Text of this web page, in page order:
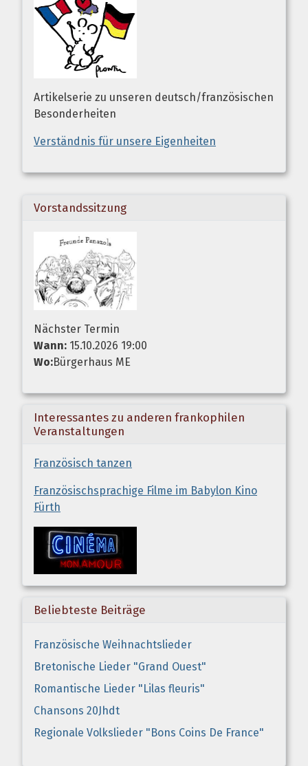
Vorstandssitzung
Nächster Termin
Wann: 15.10.2026 19:00
Wo:Bürgerhaus ME
Interessantes zu anderen frankophilen
Veranstaltungen
Französisch tanzen
Französischsprachige Filme im Babylon Kino
Fürth
Beliebteste Beiträge
Französische Weihnachtslieder
Bretonische Lieder "Grand Ouest"
Romantische Lieder "Lilas fleuris"
Chansons 20Jhdt
Regionale Volkslieder "Bons Coins De France"
Artikelserie zu unseren deutsch/französischen
Besonderheiten
Verständnis für unsere Eigenheiten